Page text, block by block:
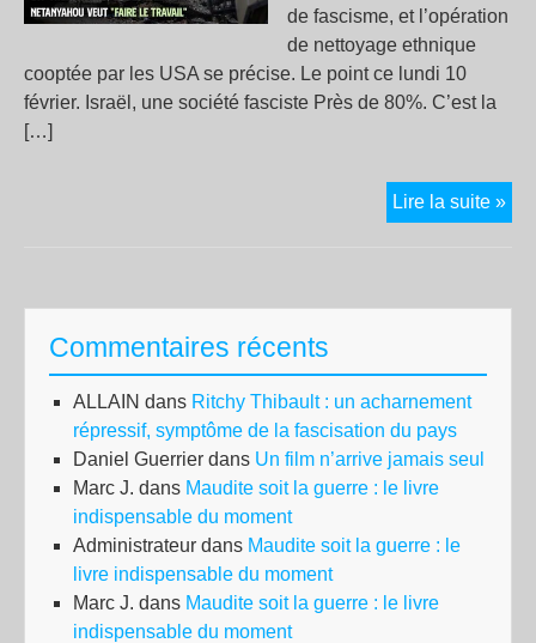
de fascisme, et l’opération
de nettoyage ethnique
cooptée par les USA se précise. Le point ce lundi 10
février. Israël, une société fasciste Près de 80%. C’est la
[…]
Lire la suite »
:
Commentaires récents
ALLAIN dans Ritchy Thibault : un acharnement
répressif, symptôme de la fascisation du pays
Daniel Guerrier dans Un film n’arrive jamais seul
Marc J. dans Maudite soit la guerre : le livre
indispensable du moment
Administrateur dans Maudite soit la guerre : le
livre indispensable du moment
Marc J. dans Maudite soit la guerre : le livre
indispensable du moment